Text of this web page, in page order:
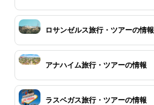
ロサンゼルス旅行・ツアーの情報
アナハイム旅行・ツアーの情報
ラスベガス旅行・ツアーの情報